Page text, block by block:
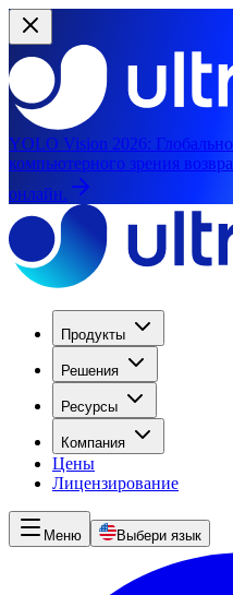
YOLO Vision 2026:
компьютерного зрения
онлайн.
Продукты
Решения
Ресурсы
Компания
Цены
Лицензирование
Меню Выбери язык